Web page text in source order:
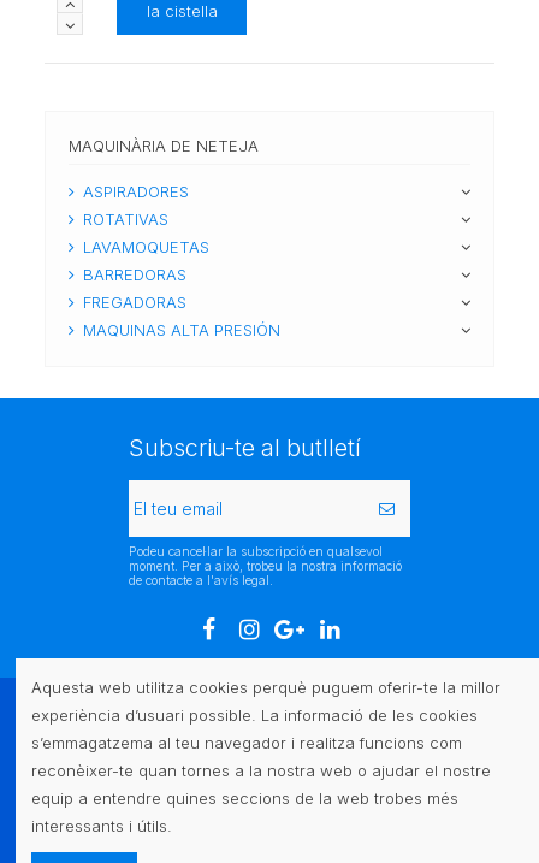
la cistella
MAQUINÀRIA DE NETEJA
ASPIRADORES
ROTATIVAS
LAVAMOQUETAS
BARREDORAS
FREGADORAS
MAQUINAS ALTA PRESIÓN
Subscriu-te al butlletí
Podeu cancel·lar la subscripció en qualsevol
moment. Per a això, trobeu la nostra informació
de contacte a l'avís legal.
Atenció al client
Legal
Contacte
Aquesta web utilitza cookies perquè puguem oferir-te la millor
experiència d’usuari possible. La informació de les cookies
s’emmagatzema al teu navegador i realitza funcions com
reconèixer-te quan tornes a la nostra web o ajudar el nostre
equip a entendre quines seccions de la web trobes més
interessants i útils.